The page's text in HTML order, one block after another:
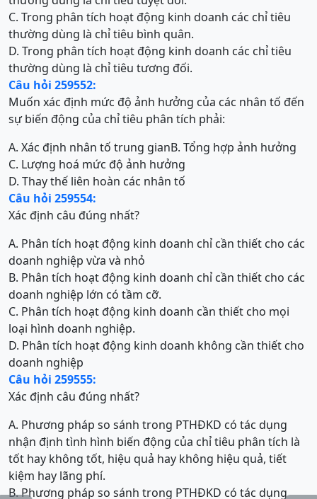
C. Trong phân tích hoạt động kinh doanh các chỉ tiêu
thường dùng là chỉ tiêu bình quân.
D. Trong phân tích hoạt động kinh doanh các chỉ tiêu
thường dùng là chỉ tiêu tương đối.
Câu hỏi 259552:
Muốn xác định mức độ ảnh hưởng của các nhân tố đến
sự biến động của chỉ tiêu phân tích phải:
A. Xác định nhân tố trung gianB. Tổng hợp ảnh hưởng
C. Lượng hoá mức độ ảnh hưởng
D. Thay thế liên hoàn các nhân tố
Câu hỏi 259554:
Xác định câu đúng nhất?
A. Phân tích hoạt động kinh doanh chỉ cần thiết cho các
doanh nghiệp vừa và nhỏ
B. Phân tích hoạt động kinh doanh chỉ cần thiết cho các
doanh nghiệp lớn có tầm cỡ.
C. Phân tích hoạt động kinh doanh cần thiết cho mọi
loại hình doanh nghiệp.
D. Phân tích hoạt động kinh doanh không cần thiết cho
doanh nghiệp
Câu hỏi 259555:
Xác định câu đúng nhất?
A. Phương pháp so sánh trong PTHĐKD có tác dụng
nhận định tình hình biến động của chỉ tiêu phân tích là
tốt hay không tốt, hiệu quả hay không hiệu quả, tiết
kiệm hay lãng phí.
B. Phương pháp so sánh trong PTHĐKD có tác dụng